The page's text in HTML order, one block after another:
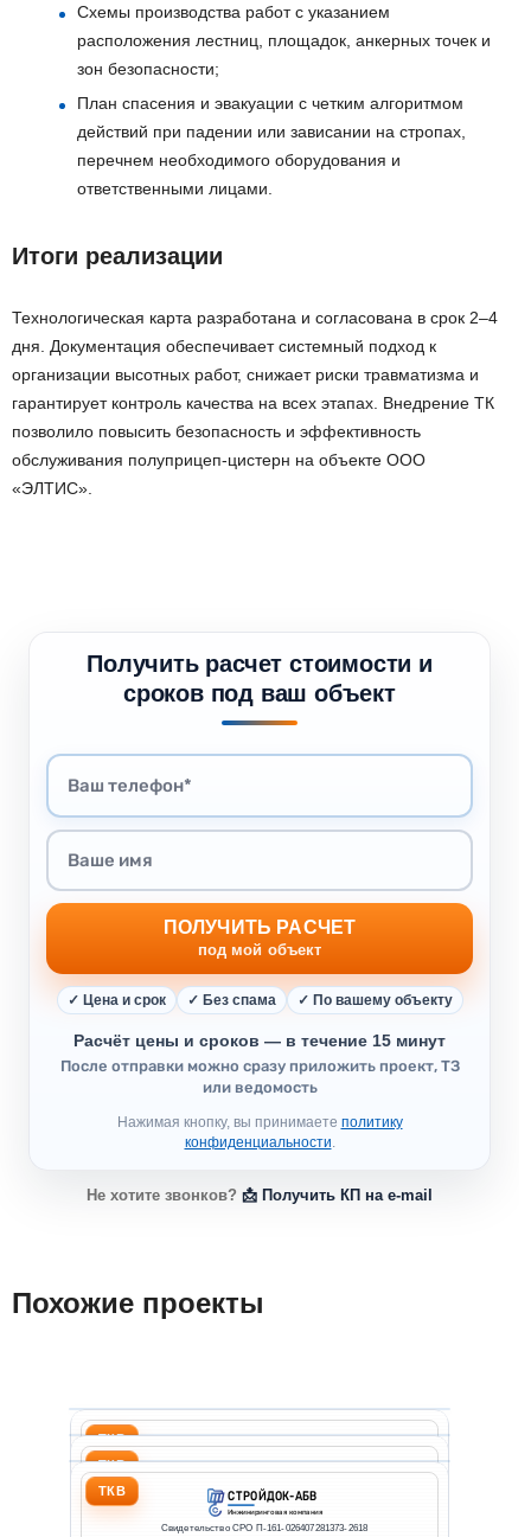
Схемы производства работ с указанием
расположения лестниц, площадок, анкерных точек и
зон безопасности;
План спасения и эвакуации с четким алгоритмом
действий при падении или зависании на стропах,
перечнем необходимого оборудования и
ответственными лицами.
Итоги реализации
Технологическая карта разработана и согласована в срок 2–4
дня. Документация обеспечивает системный подход к
организации высотных работ, снижает риски травматизма и
гарантирует контроль качества на всех этапах. Внедрение ТК
позволило повысить безопасность и эффективность
обслуживания полуприцеп-цистерн на объекте ООО
«ЭЛТИС».
Получить расчет стоимости и
сроков под ваш объект
ПОЛУЧИТЬ РАСЧЕТ
под мой объект
✓ Цена и срок ✓ Без спама ✓ По вашему объекту
Расчёт цены и сроков — в течение 15 минут
После отправки можно сразу приложить проект, ТЗ
или ведомость
Нажимая кнопку, вы принимаете политику
конфиденциальности
Не хотите звонков? 📩 Получить КП на e-mail
Похожие проекты
ТК на высотные работы
СТРОЙДОК-АБВ
Инжиниринговая компания
Свидетельство СРО П-161-026407281373-2618
Подрядчик: ООО "Подрядчик"
Заказчик: ООО "Заказчик"
ТКВ ТК на ремонт и монтаж
СТРОЙДОК-АБВ
Свидетельство СРО П-161-026407281373-2618
Подрядчик: ООО "Подрядчик"
ТКВ ТК на высотные работы
СТРОЙДОК-АБВ
Инжиниринговая компания
Свидетельство СРО П-161-026407281373-2618
ТКВ